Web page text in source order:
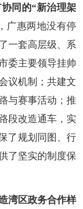
同的“新治理架
广惠两地没有停
一套高层级、系
委主要领导挂帅
议机制；共建文
与赛事活动；推
段改造通车，实
了规划同图、行
了坚实的制度保
湾区政务合作样